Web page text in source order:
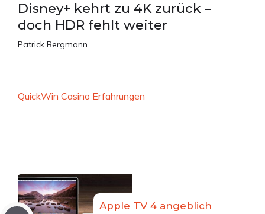
Disney+ kehrt zu 4K zurück –
doch HDR fehlt weiter
Patrick Bergmann
QuickWin Casino Erfahrungen
Apple TV 4 angeblich